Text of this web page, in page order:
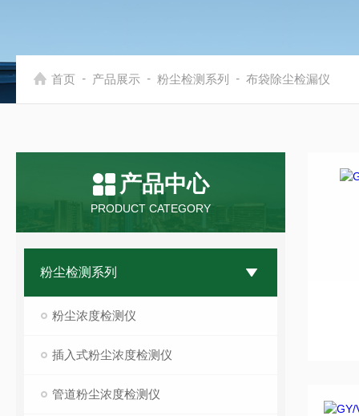
首页 - 产品展示 - 粉尘检测系列 - 布袋除尘检漏仪
产品中心
PRODUCT CATEGORY
粉尘检测系列
粉尘浓度检测仪
插入式粉尘浓度检测仪
管道粉尘浓度检测仪